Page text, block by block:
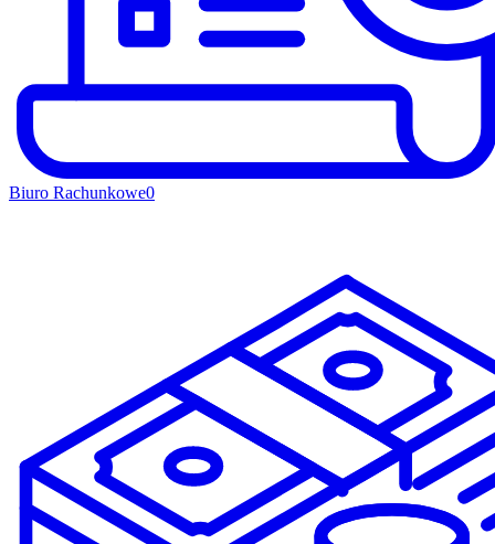
Biuro Rachunkowe0